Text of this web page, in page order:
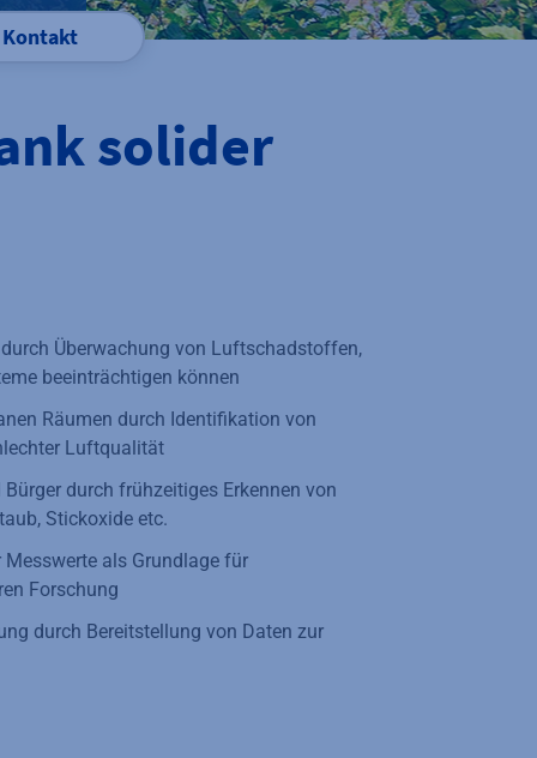
Kontakt
solider
Überwachung von Luftschadstoffen,
beeinträchtigen können
Räumen durch Identifikation von
Luftqualität
durch frühzeitiges Erkennen von
Stickoxide etc.
als Grundlage für
Forschung
durch Bereitstellung von Daten zur